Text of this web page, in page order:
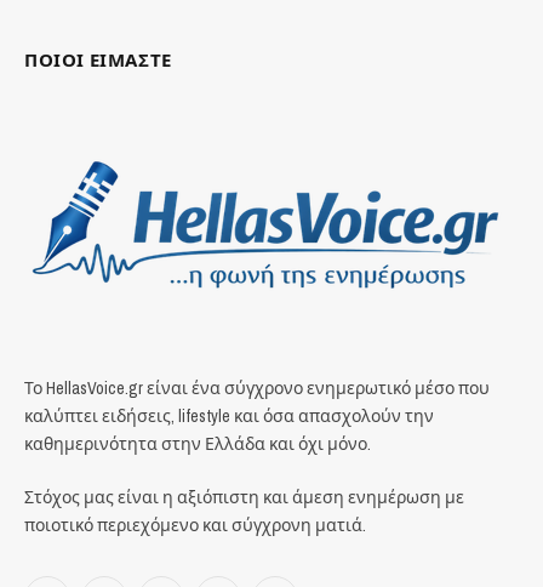
ΠΟΙΟΙ ΕΙΜΑΣΤΕ
Το HellasVoice.gr είναι ένα σύγχρονο ενημερωτικό μέσο που
καλύπτει ειδήσεις, lifestyle και όσα απασχολούν την
καθημερινότητα στην Ελλάδα και όχι μόνο.
Στόχος μας είναι η αξιόπιστη και άμεση ενημέρωση με
ποιοτικό περιεχόμενο και σύγχρονη ματιά.